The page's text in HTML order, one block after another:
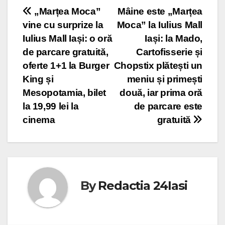
Post
navigation
Mâine este „Marțea
Moca” la Iulius Mall
Iași: la Mado,
Cartofisserie și
Chopstix plătești un
meniu și primești
două, iar prima oră
de parcare este
gratuită
„Marțea Moca”
vine cu surprize la
Iulius Mall Iași: o oră
de parcare gratuită,
oferte 1+1 la Burger
King și
Mesopotamia, bilet
la 19,99 lei la
cinema
ByRedactia 24Iasi